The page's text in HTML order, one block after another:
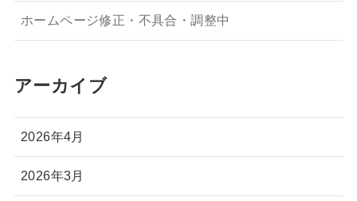
ホームページ修正・不具合・調整中
アーカイブ
2026年4月
2026年3月